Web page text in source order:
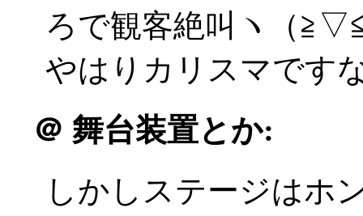
ろで観客絶叫ヽ（
やはりカリスマです
＠ 舞台装置とか:
しかしステージはホ